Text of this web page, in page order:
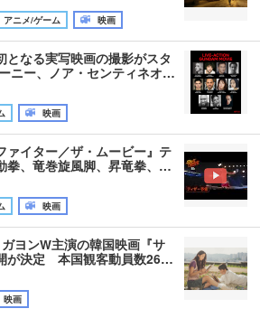
アニメ/ゲーム 映画
となる実写映画の撮影がスタ
ニー、ノア・センティネオ…
映画
ァイター／ザ・ムービー』テ
、竜巻旋風脚、昇竜拳、…
映画
ヨンW主演の韓国映画『サ
が決定 本国観客動員数26…
映画